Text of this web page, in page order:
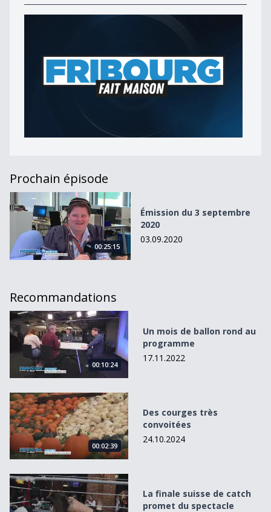
Prochain épisode
Émission du 3 septembre 2020
00:25:15
Émission du 3 septembre
2020
03.09.2020
Recommandations
Un mois de ballon rond au programme
00:10:24
Un mois de ballon rond au
programme
17.11.2022
Des courges très convoitées
00:02:39
Des courges très
convoitées
24.10.2024
La finale suisse de catch promet du spectacle
La finale suisse de catch
promet du spectacle